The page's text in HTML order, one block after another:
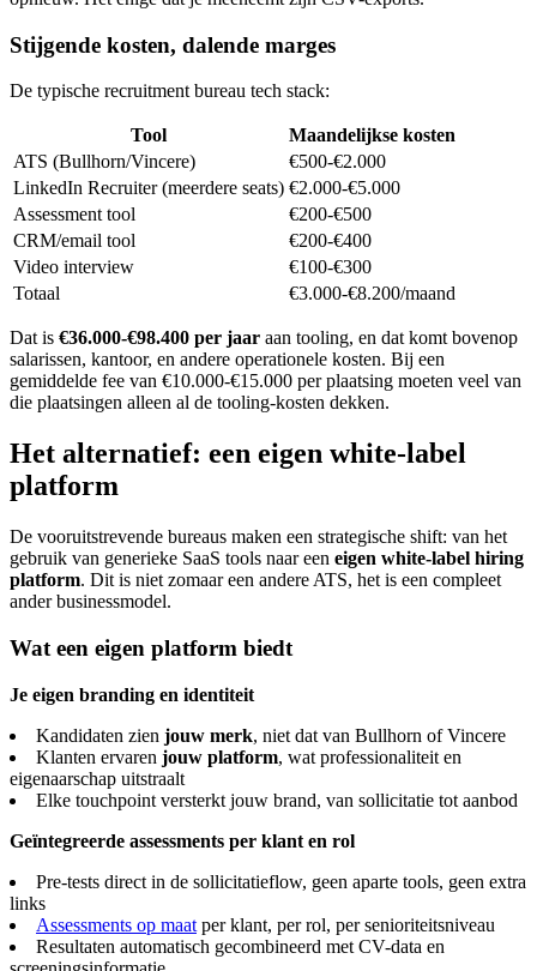
Stijgende kosten, dalende marges
De typische recruitment bureau tech stack:
Tool
Maandelijkse kosten
ATS (Bullhorn/Vincere)
€500-€2.000
LinkedIn Recruiter (meerdere seats) €2.000-€5.000
Assessment tool
€200-€500
CRM/email tool
€200-€400
Video interview
€100-€300
Totaal
€3.000-€8.200/maand
Dat is €36.000-€98.400 per jaar aan tooling, en dat komt bovenop
salarissen, kantoor, en andere operationele kosten. Bij een
gemiddelde fee van €10.000-€15.000 per plaatsing moeten veel van
die plaatsingen alleen al de tooling-kosten dekken.
Het alternatief: een eigen white-label
platform
De vooruitstrevende bureaus maken een strategische shift: van het
gebruik van generieke SaaS tools naar een eigen white-label hiring
platform. Dit is niet zomaar een andere ATS, het is een compleet
ander businessmodel.
Wat een eigen platform biedt
Je eigen branding en identiteit
Kandidaten zien jouw merk, niet dat van Bullhorn of Vincere
Klanten ervaren jouw platform, wat professionaliteit en
eigenaarschap uitstraalt
Elke touchpoint versterkt jouw brand, van sollicitatie tot aanbod
Geïntegreerde assessments per klant en rol
Pre-tests direct in de sollicitatieflow, geen aparte tools, geen extra
links
Assessments op maat per klant, per rol, per senioriteitsniveau
Resultaten automatisch gecombineerd met CV-data en